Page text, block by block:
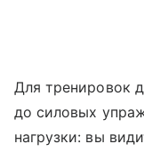
Для тренировок
до силовых
нагрузки: вы